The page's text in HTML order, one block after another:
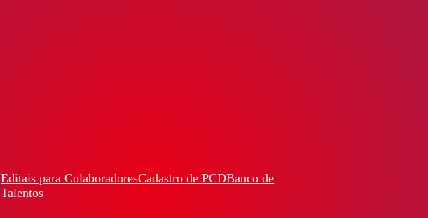
Editais para ColaboradoresCadastro de PCDBanco de
Talentos